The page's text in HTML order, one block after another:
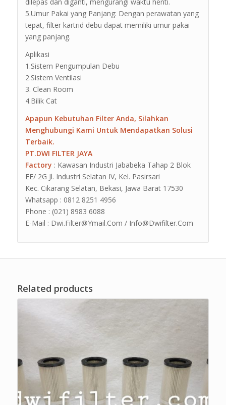
5.Umur Pakai yang Panjang: Dengan perawatan yang
tepat, filter kartrid debu dapat memiliki umur pakai
yang panjang.
Aplikasi
1.Sistem Pengumpulan Debu
2.Sistem Ventilasi
3. Clean Room
4.Bilik Cat
Apapun Kebutuhan Filter Anda, Silahkan
Menghubungi Kami Untuk Mendapatkan Solusi
Terbaik.
PT.DWI FILTER JAYA
Factory : Kawasan Industri Jababeka Tahap 2 Blok
EE/ 2G Jl. Industri Selatan IV, Kel. Pasirsari
Kec. Cikarang Selatan, Bekasi, Jawa Barat 17530
Whatsapp : 0812 8251 4956
Phone : (021) 8983 6088
E-Mail : Dwi.Filter@Ymail.Com / Info@Dwifilter.Com
Related products